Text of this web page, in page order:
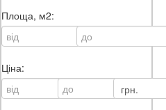
Площа, м2:
Ціна: